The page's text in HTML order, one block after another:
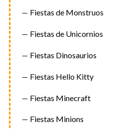
Fiestas de Monstruos
Fiestas de Unicornios
Fiestas Dinosaurios
Fiestas Hello Kitty
Fiestas Minecraft
Fiestas Minions